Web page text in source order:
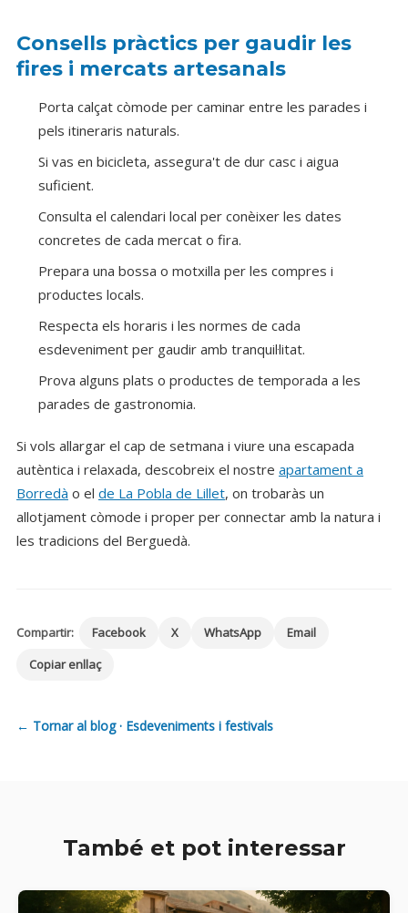
Consells pràctics per gaudir les
fires i mercats artesanals
Porta calçat còmode per caminar entre les parades i
pels itineraris naturals.
Si vas en bicicleta, assegura't de dur casc i aigua
suficient.
Consulta el calendari local per conèixer les dates
concretes de cada mercat o fira.
Prepara una bossa o motxilla per les compres i
productes locals.
Respecta els horaris i les normes de cada
esdeveniment per gaudir amb tranquil·litat.
Prova alguns plats o productes de temporada a les
parades de gastronomia.
Si vols allargar el cap de setmana i viure una escapada
autèntica i relaxada, descobreix el nostre apartament a
Borredà o el de La Pobla de Lillet, on trobaràs un
allotjament còmode i proper per connectar amb la natura i
les tradicions del Berguedà.
Compartir: Facebook X WhatsApp
Email
Copiar enllaç
← Tornar al blog · Esdeveniments i festivals
També et pot interessar